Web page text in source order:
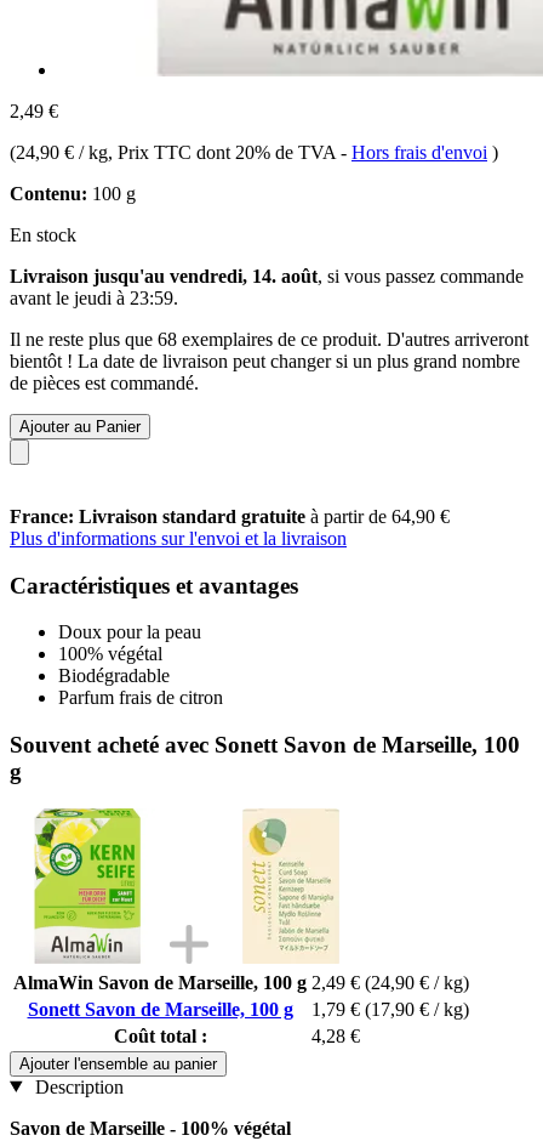
2,49 €
(24,90 € / kg, Prix TTC dont 20% de TVA - Hors frais d'envoi )
Contenu: 100 g
En stock
Livraison jusqu'au vendredi, 14. août, si vous passez commande
avant le jeudi à 23:59.
Il ne reste plus que 68 exemplaires de ce produit. D'autres arriveront
bientôt ! La date de livraison peut changer si un plus grand nombre
de pièces est commandé.
Ajouter au Panier
France: Livraison standard gratuite à partir de 64,90 €
Plus d'informations sur l'envoi et la livraison
Caractéristiques et avantages
Doux pour la peau
100% végétal
Biodégradable
Parfum frais de citron
Souvent acheté avec Sonett Savon de Marseille, 100
g
AlmaWin Savon de Marseille, 100 g 2,49 € (24,90 € / kg)
Sonett Savon de Marseille, 100 g
1,79 € (17,90 € / kg)
Coût total :
4,28 €
Ajouter l'ensemble au panier
Description
Savon de Marseille - 100% végétal